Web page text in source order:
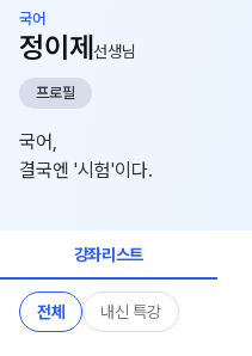
국어
정이제 선생님
프로필
국어,
결국엔 '시험'이다.
강좌리스트
전체 내신 특강